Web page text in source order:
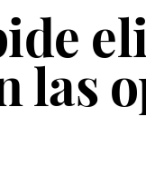
las